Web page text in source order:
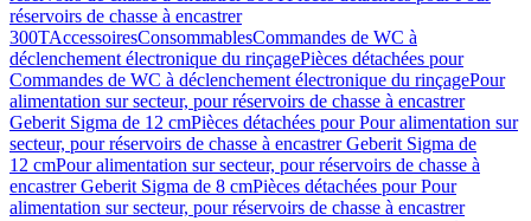
réservoirs de chasse à encastrer
300TAccessoiresConsommablesCommandes de WC à
déclenchement électronique du rinçagePièces détachées pour
Commandes de WC à déclenchement électronique du rinçagePour
alimentation sur secteur, pour réservoirs de chasse à encastrer
Geberit Sigma de 12 cmPièces détachées pour Pour alimentation sur
secteur, pour réservoirs de chasse à encastrer Geberit Sigma de
12 cmPour alimentation sur secteur, pour réservoirs de chasse à
encastrer Geberit Sigma de 8 cmPièces détachées pour Pour
alimentation sur secteur, pour réservoirs de chasse à encastrer